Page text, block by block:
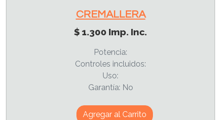
CREMALLERA
$ 1.300 Imp. Inc.
Potencia:
Controles incluidos:
Uso:
Garantía: No
Agregar al Carrito